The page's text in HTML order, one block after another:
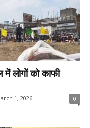
लोगों को काफी
1, 2026 0